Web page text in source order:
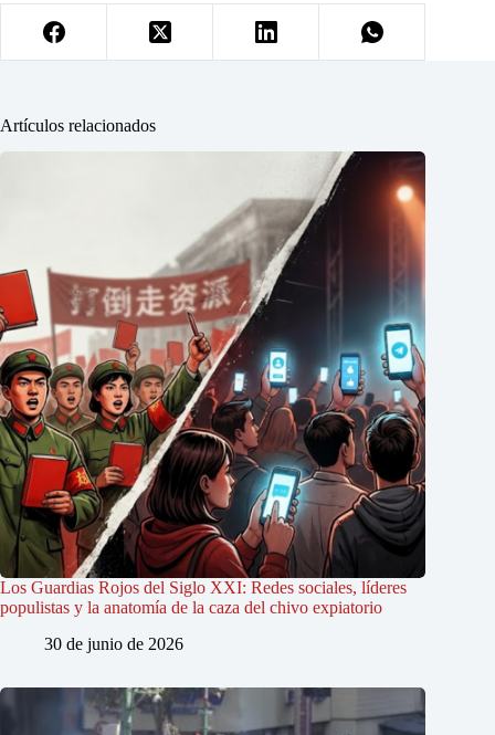
Artículos relacionados
Los Guardias Rojos del Siglo XXI: Redes sociales, líderes
populistas y la anatomía de la caza del chivo expiatorio
30 de junio de 2026